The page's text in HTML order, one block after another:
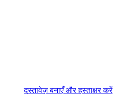
दस्तावेज़ बनाएँ और हस्ताक्षर करें